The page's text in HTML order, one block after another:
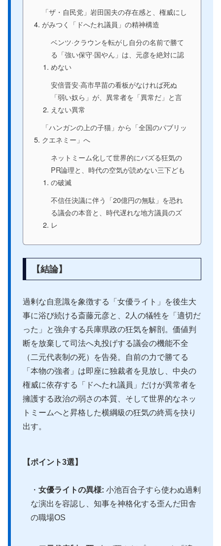
「ザ・自民党」岩田国夫の存在感と、権威にし
がみつく「ドへたれ議員」の精神構造
ベンツ·クラウンを転がし自分の名前で勝て
る「強い保守·国やん」は、元彦を絶対に認
めない
安倍晋安·高市早苗の看板がなければ死ぬ
「弱い奴ら」が、異常者を「異常だ」と言
えない異常
「ハンガンの上の子猫」から「全国のパブリッ
クエネミー」へ
ネットミーム化して世界的にバズる狂気の
PR論理と、時代の空気が読めない三下ども
の破滅
不信任決議に伴う「20億円の無駄」を恐れ
る議会の本音と、時代遅れな地方議員のズ
レ
【結論】
過剰な自意識を象徴する「女優ライト」を後生大
事に浴び続ける斎藤元彦と、2人の犠牲を「適切だ
った」と強弁する兵庫県政の狂気を解剖。価値判
断を放棄して司法へ丸投げする議会の機能不全
（二元代表制の死）を告発。自前の力で勝てる
「本物の強者」は即座に独裁者を見放し、中央の
権威に依存する「ドへたれ議員」だけが異常者を
擁護する政治の弱さの本質、そして世界的なネッ
トミームへと昇格した横綱級の狂気の終焉を抉り
出す。
【ポイント3選】
・ 女優ライトの異様: 小池百合子すら使わぬ過剰
な演出を容認し、知事を神格化する歪んだ田舎
の職場OS